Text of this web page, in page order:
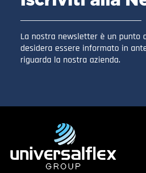
La nostra newsletter è un punto
desidera essere informato in
riguarda la nostra azienda.